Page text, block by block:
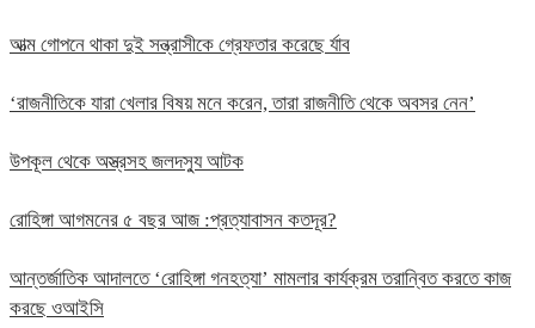
আত্ম গোপনে থাকা দুই সন্ত্রাসীকে গ্রেফতার করেছে র্যাব
‘রাজনীতিকে যারা খেলার বিষয় মনে করেন, তারা রাজনীতি থেকে অবসর নেন’
উপকূল থেকে অস্ত্রসহ জলদস্যু আটক
রোহিঙ্গা আগমনের ৫ বছর আজ :প্রত্যাবাসন কতদূর?
আন্তর্জাতিক আদালতে ‘রোহিঙ্গা গনহত্যা’ মামলার কার্যক্রম তরান্বিত করতে কাজ
করছে ওআইসি